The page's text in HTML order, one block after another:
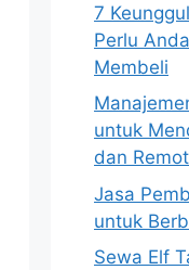
7
Perlu
Membeli
untuk
dan
Jasa
untuk
Sewa Elf